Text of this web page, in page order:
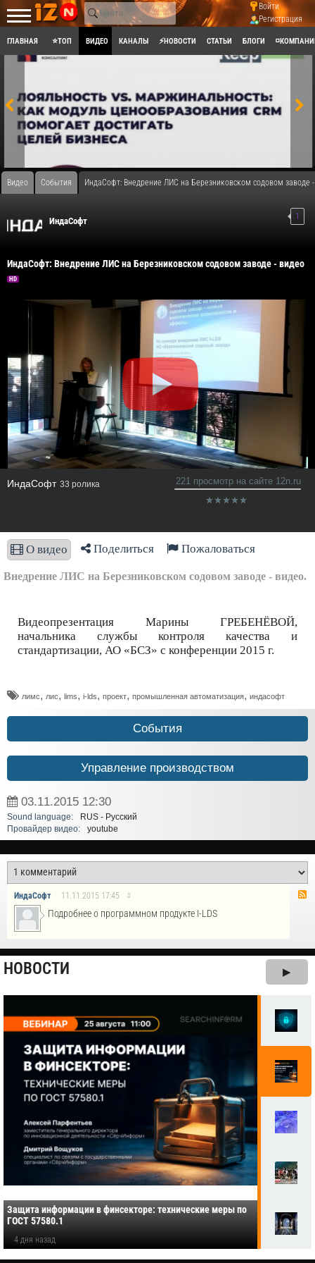
Войти
Регистрация
ГЛАВНАЯ ⭐ТОП ВИДЕО КАНАЛЫ ⚡НОВОСТИ СТАТЬИ БЛОГИ
Видео События ИндаСофт: Внедрение ЛИС на Березниковском содовом заводе
ИндаСофт 1
ИндаСофт: Внедрение ЛИС на Березниковском содовом заводе - видео
HD
ИндаСофт 33 ролика 221 просмотр на сайте 12n.ru
О видео Поделиться Пожаловаться
Внедрение ЛИС на Березниковском содовом заводе - видео.
Видеопрезентация Марины ГРЕБЕНЁВОЙ,
начальника службы контроля качества и
стандартизации, АО «БСЗ» с конференции 2015 г.
лимс, лис, lims, i-lds, проект, промышленная автоматизация, индасофт
События
Управление производством
03.11.2015 12:30
Sound language:
RUS - Русский
Провайдер видео:
youtube
ИндаСофт 11.11.2015 17:45 #
Подробнее о программном продукте I-LDS
НОВОСТИ ▶
Защита информации в финсекторе: технические меры по
ГОСТ 57580.1
4 дня назад